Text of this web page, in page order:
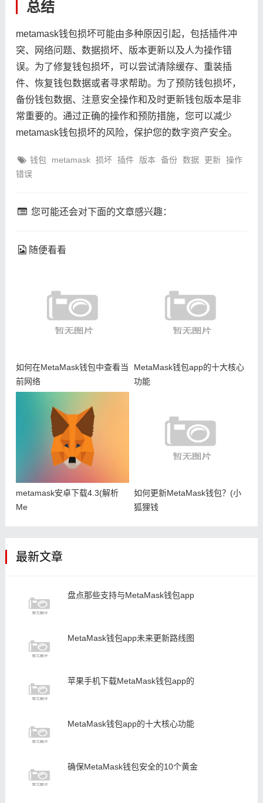
总结
metamask钱包损坏可能由多种原因引起，包括插件冲
突、网络问题、数据损坏、版本更新以及人为操作错
误。为了修复钱包损坏，可以尝试清除缓存、重装插
件、恢复钱包数据或者寻求帮助。为了预防钱包损坏，
备份钱包数据、注意安全操作和及时更新钱包版本是非
常重要的。通过正确的操作和预防措施，您可以减少
metamask钱包损坏的风险，保护您的数字资产安全。
钱包 metamask 损坏 插件 版本 备份 数据 更新 操作
错误
您可能还会对下面的文章感兴趣：
随便看看
如何在MetaMask钱包中查看当
前网络
MetaMask钱包app的十大核心
功能
metamask安卓下载4.3(解析
Me
如何更新MetaMask钱包？(小
狐狸钱
最新文章
盘点那些支持与MetaMask钱包app
MetaMask钱包app未来更新路线图
苹果手机下载MetaMask钱包app的
MetaMask钱包app的十大核心功能
确保MetaMask钱包安全的10个黄金